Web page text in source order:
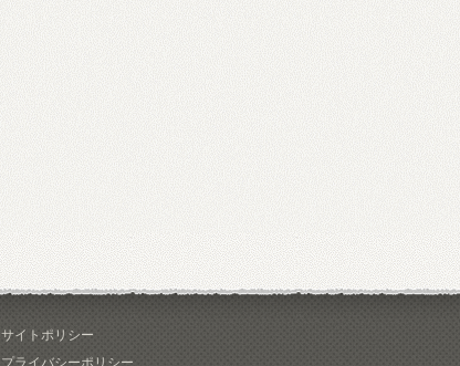
サイトポリシー
プライバシーポリシー